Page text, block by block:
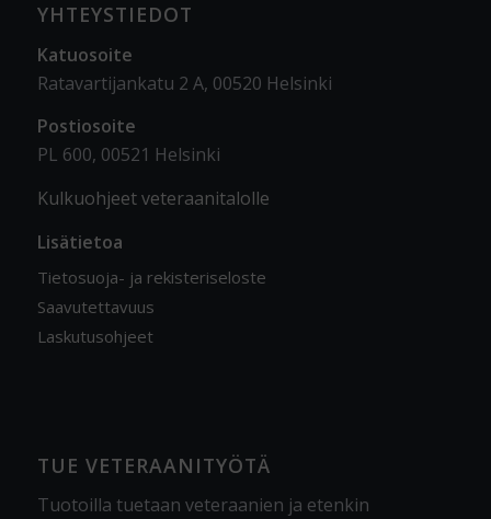
YHTEYSTIEDOT
Katuosoite
Ratavartijankatu 2 A, 00520 Helsinki
Postiosoite
PL 600, 00521 Helsinki
Kulkuohjeet veteraanitalolle
Lisätietoa
Tietosuoja- ja rekisteriseloste
Saavutettavuus
Laskutusohjeet
TUE VETERAANITYÖTÄ
Tuotoilla tuetaan veteraanien ja etenkin